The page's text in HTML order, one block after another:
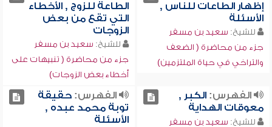
إظهار الطاعات للناس ,
الأسئلة
للشيخ: سعيد بن مسفر
جزء من محاضرة ( الضعف
والتراخي في حياة الملتزمين)
الطاعة للزوج , الأخطاء
التي تقع من بعض
الزوجات
للشيخ: سعيد بن مسفر
جزء من محاضرة ( تنبيهات على
أخطاء بعض الزوجات)
الفهرس:الكبر ,
معوقات الهداية
للشيخ: سعيد بن مسفر
الفهرس:حقيقة
توبة محمد عبده ,
الأسئلة